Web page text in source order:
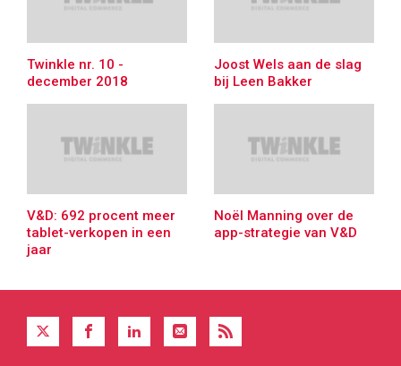
Twinkle nr. 10 -
december 2018
Joost Wels aan de slag
bij Leen Bakker
V&D: 692 procent meer
tablet-verkopen in een
jaar
Noël Manning over de
app-strategie van V&D